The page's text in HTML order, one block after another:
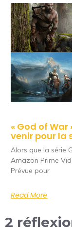
« God of
venir pour la
Alors que la série
Amazon Prime
Prévue pour
Read More
2